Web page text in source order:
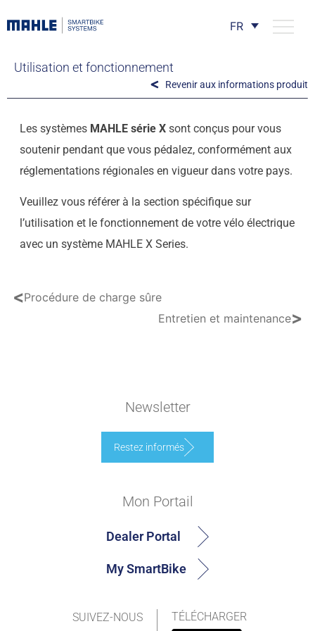
FR
Utilisation et fonctionnement
Revenir aux informations produit
Les systèmes MAHLE série Xsont conçus pour vous
soutenir pendant que vous pédalez, conformément aux
réglementations régionales en vigueur dans votre pays.
Veuillez vous référer à la section spécifique sur
l’utilisation et le fonctionnement de votre vélo électrique
avec un système MAHLE X Series.
<Procédure de charge sûre
Entretien et maintenance>
Newsletter
Restez informés
TÉLÉCHARGER
Mon Portail
Dealer Portal
My SmartBike
SUIVEZ-NOUS